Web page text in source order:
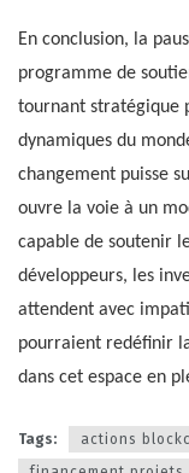
En conclusion, la
programme de
tournant stratégique
dynamiques du
changement puisse
ouvre la voie à un
capable de soutenir
développeurs, les
attendent avec
pourraient redéfinir
dans cet espace en
Tags: actions